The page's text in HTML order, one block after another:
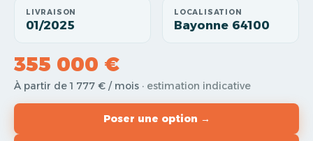
LIVRAISON
01/2025
LOCALISATION
Bayonne 64100
355 000 €
À partir de 1 777 € / mois · estimation indicative
Poser une option →